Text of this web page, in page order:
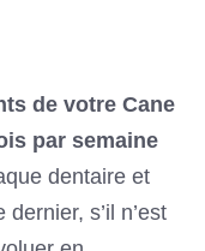
de votre Cane
par semaine
dentaire et
s’il n’est